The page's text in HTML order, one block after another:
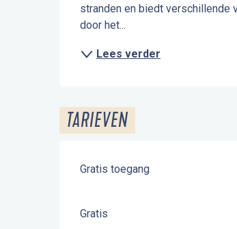
stranden en biedt verschillende
door het...
Lees verder
TARIEVEN
Gratis toegang
Gratis